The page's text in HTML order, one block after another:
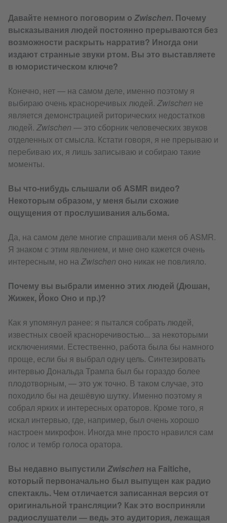
Давайте немного поговорим о Zwischen. Почему
высказывания людей постоянно прерываются без
возможности раскрыть нарратив? Иногда они
издают странные звуки ртом. Вы это выставляете
в юмористическом ключе?
Конечно, нет — на самом деле, именно поэтому я
выбираю очень красноречивых людей. Zwischen не
является демонстрацией риторических недостатков
людей. Zwischen — это сборник человеческих звуков
отделенных от смысла. Кстати говоря, я не прерываю и
перебиваю их, я лишь записываю и собираю такие
моменты.
Вы что-нибудь слышали об ASMR видео?
Некоторым образом, у меня были схожие
ощущения от прослушивания альбома.
Да, на самом деле многие спрашивали меня об ASMR.
Я знаком с этим явлением, и мне оно кажется очень
интересным, но наZwischen оно никак не повлияло.
Почему вы выбрали именно этих людей (Дюшан,
Жижек, Йоко Оно и пр.)?
Как я упомянул ранее: я пытался собрать людей,
известных своей красноречивостью... за некоторыми
исключениями. Естественно, работа была бы намного
проще, если бы я выбрал одну цель. Синтезировать
интервью Дональда Трампа был бы гораздо более
плодотворным, — это уж точно. В таком случае, это
походило бы на дешёвую шутку. Именно поэтому я
собрал ярких и интересных ораторов. Кроме того, я
искал интервью, где, например, был очень хорошо
настроен микрофон. Иногда мне просто нравился сам
голос и тембр голоса оратора.
Вы недавно выпустили Zwischen на Faitiche,
который первоначально был выпущен как радио
спектакль. Чем отличается записанная версия от
оригинальной трансляции? Как это восприняли
радиослушатели — ведь это аудитория, лежащая